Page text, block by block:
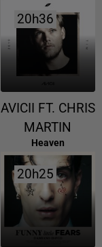
20h36
20h36
AVICII FT. CHRIS
MARTIN
Heaven
20h25
20h25